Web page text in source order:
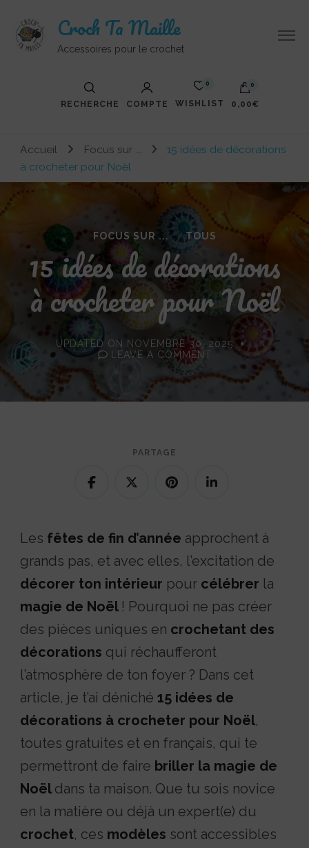
Croch Ta Maille
Accessoires pour le crochet
RECHERCHE COMPTE
0
WISHLIST
0
0,00€
Votre panier est vide.
Accueil Focus sur ...
15 idées de décorations
à crocheter pour Noël
FOCUS SUR ... TOUS
15 idées de décorations
à crocheter pour Noël
UPDATED ON
NOVEMBRE 30, 2025
LEAVE A COMMENT
IDÉES
PARTAGE
Les fêtes de fin d’année approchent à
grands pas, et avec elles, l’excitation de
décorer ton intérieur pour célébrer la
magie de Noël ! Pourquoi ne pas créer
des pièces uniques en crochetant des
décorations qui réchaufferont
l’atmosphère de ton foyer ? Dans cet
article, je t’ai déniché 15 idées de
décorations à crocheter pour Noël,
toutes gratuites et en français, qui te
permettront de faire briller la magie de
Noël dans ta maison. Que tu sois novice
en la matière ou déjà un expert(e) du
crochet, ces modèles sont accessibles